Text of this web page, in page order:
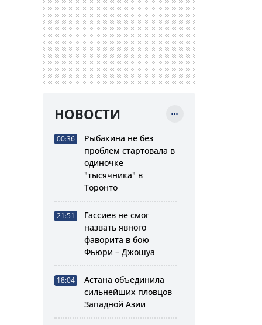
НОВОСТИ
00:36
Рыбакина не без
проблем стартовала в
одиночке
"тысячника" в
Торонто
21:51
Гассиев не смог
назвать явного
фаворита в бою
Фьюри – Джошуа
18:04
Астана объединила
сильнейших пловцов
Западной Азии